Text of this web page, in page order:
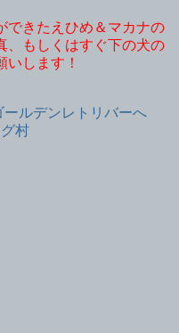
できたえひめ＆マカナの
、もしくはすぐ下の犬の
いします！
村